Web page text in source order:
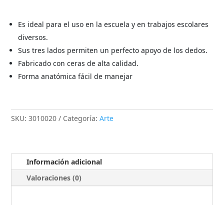
Es ideal para el uso en la escuela y en trabajos escolares
diversos.
Sus tres lados permiten un perfecto apoyo de los dedos.
Fabricado con ceras de alta calidad.
Forma anatómica fácil de manejar
SKU:3010020 Categoría:Arte
Información adicional
Valoraciones (0)